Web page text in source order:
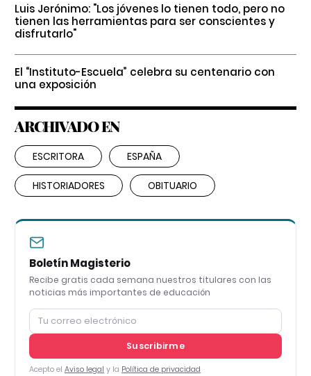
Luis Jerónimo: "Los jóvenes lo tienen todo, pero no
tienen las herramientas para ser conscientes y
disfrutarlo"
El “Instituto-Escuela” celebra su centenario con
una exposición
ARCHIVADO EN
ESCRITORA ESPAÑA
HISTORIADORES OBITUARIO
Boletín Magisterio
Recibe gratis cada semana nuestros titulares con las
noticias más importantes de educación
Suscribirme
Acepto el Aviso legal y la Política de privacidad